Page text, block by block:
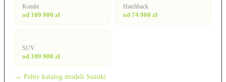
Kombi
od 109 900 zł
Hatchback
od 74 900 zł
SUV
od 109 900 zł
→ Pełny katalog modeli Suzuki